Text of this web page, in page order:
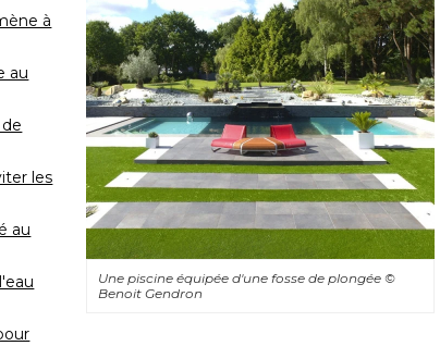
Une piscine équipée d'une fosse de plongée ©
Benoit Gendron
à
au
les
au